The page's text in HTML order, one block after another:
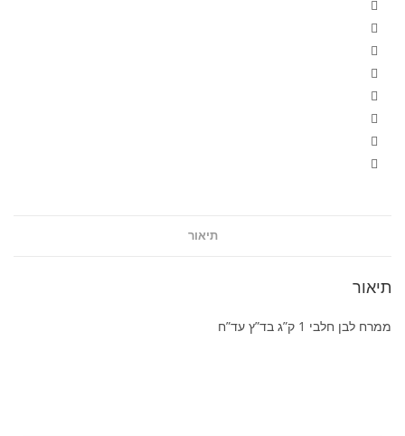
תיאור
תיאור
ממרח לבן חלבי 1 ק”ג בד”ץ עד”ח